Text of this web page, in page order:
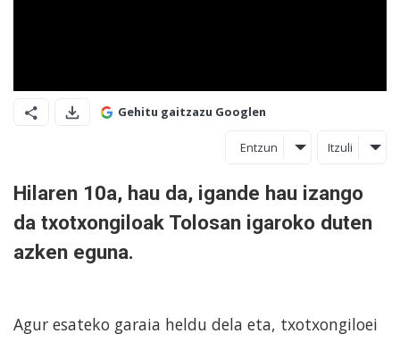
Gehitu gaitzazu Googlen
Entzun Itzuli
Hilaren 10a, hau da, igande hau izango
da txotxongiloak Tolosan igaroko duten
azken eguna.
Agur esateko garaia heldu dela eta, txotxongiloei